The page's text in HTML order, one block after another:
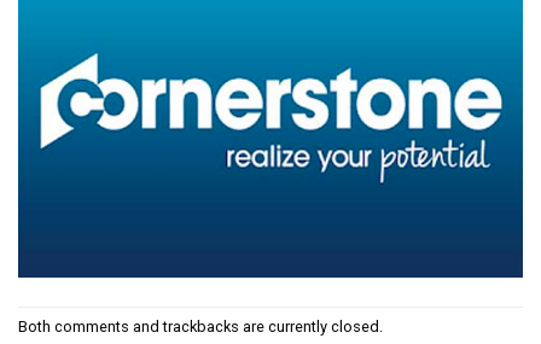
Both comments and trackbacks are currently closed.